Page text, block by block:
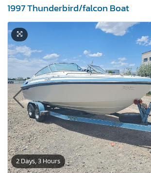
1997 Thunderbird/falcon Boat
2 Days, 3 Hours